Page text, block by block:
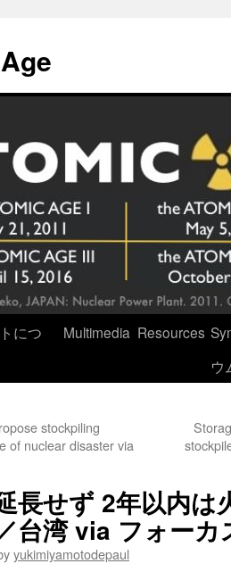
につ
Multimedia Resources
ウ
stockpiling
of nuclear disaster via
長せず 2年以内は
台湾 via フォーカ
yukimiyamotodepaul